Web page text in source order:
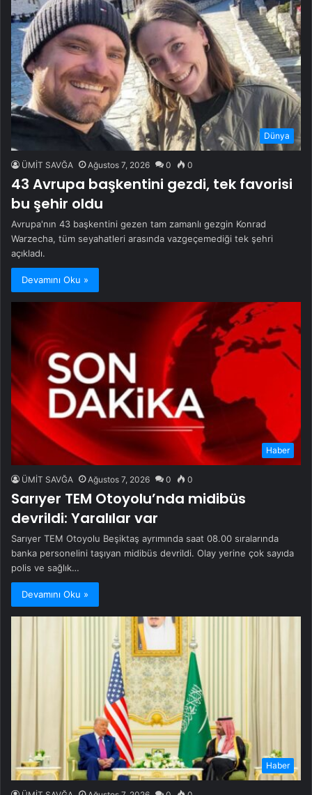
Dünya
ÜMİT SAVĞA Ağustos 7, 2026 0 0
43 Avrupa başkentini gezdi, tek favorisi
bu şehir oldu
Avrupa'nın 43 başkentini gezen tam zamanlı gezgin Konrad
Warzecha, tüm seyahatleri arasında vazgeçemediği tek şehri
açıkladı.
Devamını Oku »
Haber
ÜMİT SAVĞA Ağustos 7, 2026 0 0
Sarıyer TEM Otoyolu’nda midibüs
devrildi: Yaralılar var
Sarıyer TEM Otoyolu Beşiktaş ayrımında saat 08.00 sıralarında
banka personelini taşıyan midibüs devrildi. Olay yerine çok sayıda
polis ve sağlık…
Devamını Oku »
Haber